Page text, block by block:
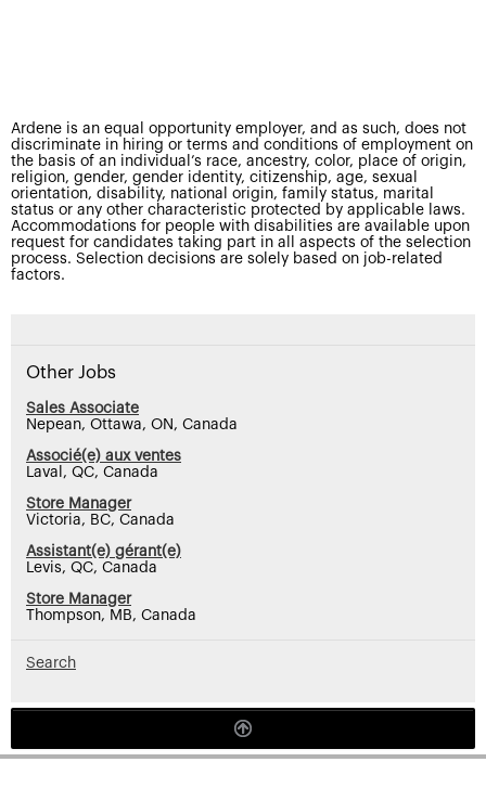
Ardene is an equal opportunity employer, and as such, does not
discriminate in hiring or terms and conditions of employment on
the basis of an individual’s race, ancestry, color, place of origin,
religion, gender, gender identity, citizenship, age, sexual
orientation, disability, national origin, family status, marital
status or any other characteristic protected by applicable laws.
Accommodations for people with disabilities are available upon
request for candidates taking part in all aspects of the selection
process. Selection decisions are solely based on job-related
factors.
Other Jobs
Sales Associate
Nepean, Ottawa, ON, Canada
Associé(e) aux ventes
Laval, QC, Canada
Store Manager
Victoria, BC, Canada
Assistant(e) gérant(e)
Levis, QC, Canada
Store Manager
Thompson, MB, Canada
Search